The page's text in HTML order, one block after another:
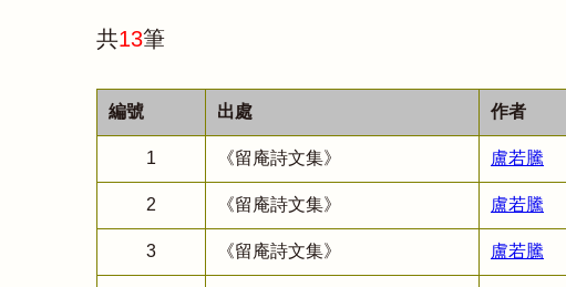
共13筆
編號 出處 作者
1 《留庵詩文集》 盧若騰
2 《留庵詩文集》 盧若騰
3 《留庵詩文集》 盧若騰